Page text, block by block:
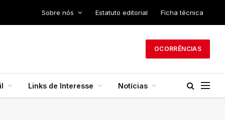
Sobre nós Estatuto editorial Ficha técnica
OCORRÊNCIAS
Links de Interesse Notícias